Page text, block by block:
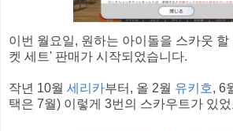
이번 월요일, 원하는 아이돌을 스카웃 할
켓 세트' 판매가 시작되었습니다.
작년 10월 세리카부터, 올 2월 유키호, 6
택은 7월) 이렇게 3번의 스카우트가 있었